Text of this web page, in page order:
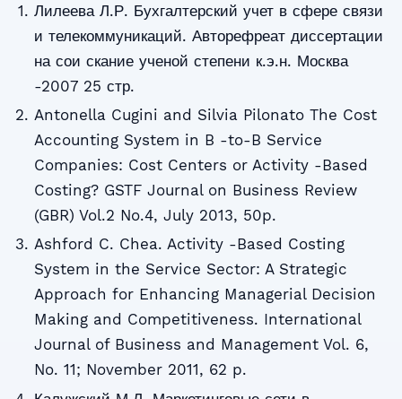
Лилеева Л.Р. Бухгалтерский учет в сфере связи
и телекоммуникаций. Авторефреат диссертации
на сои скание ученой степени к.э.н. Москва
-2007 25 стр.
Antonella Cugini and Silvia Pilonato The Cost
Accounting System in B -to-B Service
Companies: Cost Centers or Activity -Based
Costing? GSTF Journal on Business Review
(GBR) Vol.2 No.4, July 2013, 50p.
Ashford C. Chea. Activity -Based Costing
System in the Service Sector: A Strategic
Approach for Enhancing Managerial Decision
Making and Competitiveness. International
Journal of Business and Management Vol. 6,
No. 11; November 2011, 62 p.